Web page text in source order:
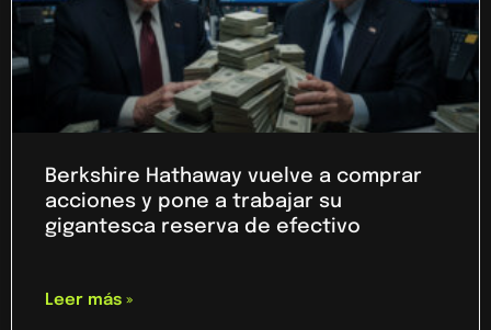
Berkshire Hathaway vuelve a comprar
acciones y pone a trabajar su
gigantesca reserva de efectivo
Leer más »